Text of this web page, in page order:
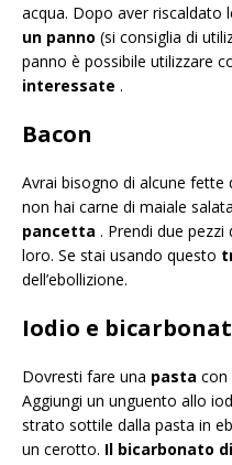
acqua. Dopo aver riscaldato
un panno (si consiglia di
panno è possibile utilizzare
interessate .
Bacon
Avrai bisogno di alcune fette
non hai carne di maiale
pancetta . Prendi due
loro. Se stai usando questo
dell’ebollizione.
Iodio e
Dovresti fare una pasta con
Aggiungi un unguento allo
strato sottile dalla pasta in
un cerotto. Il bicarbonato